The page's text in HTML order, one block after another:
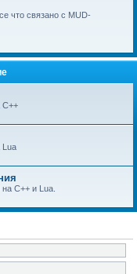
что связано с MUD-
С++
Lua
C++ и Lua.